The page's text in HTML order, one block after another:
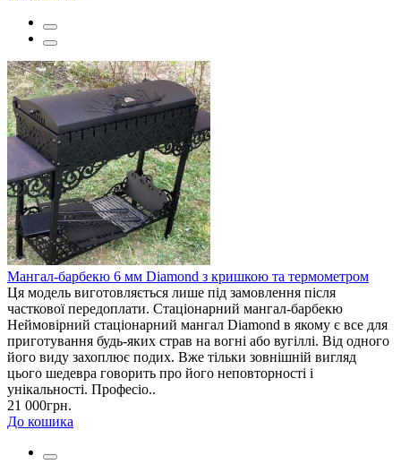
Мангал-барбекю 6 мм Diamond з кришкою та термометром
Ця модель виготовляється лише під замовлення після
часткової передоплати. Стаціонарний мангал-барбекю
Неймовірний стаціонарний мангал Diamond в якому є все для
приготування будь-яких страв на вогні або вугіллі. Від одного
його виду захоплює подих. Вже тільки зовнішній вигляд
цього шедевра говорить про його неповторності і
унікальності. Професіо..
21 000грн.
До кошика